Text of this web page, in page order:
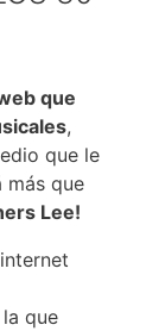
que
,
que le
más que
Lee!
que